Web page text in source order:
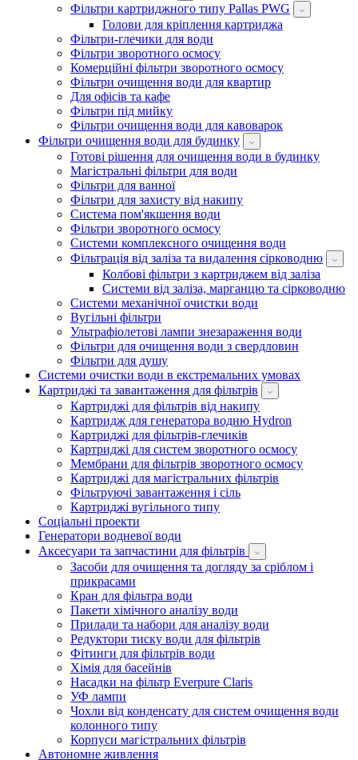
Фільтри картриджного типу Pallas PWG
Голови для кріплення картриджа
Фільтри-глечики для води
Фільтри зворотного осмосу
Комерційні фільтри зворотного осмосу
Фільтри очищення води для квартир
Для офісів та кафе
Фільтри під мийку
Фільтри очищення води для кавоварок
Фільтри очищення води для будинку
Готові рішення для очищення води в будинку
Магістральні фільтри для води
Фільтри для ванної
Фільтри для захисту від накипу
Система пом'якшення води
Фільтри зворотного осмосу
Системи комплексного очищення води
Фільтрація від заліза та видалення сірководню
Колбові фільтри з картриджем від заліза
Системи від заліза, марганцю та сірководню
Системи механічної очистки води
Вугільні фільтри
Ультрафіолетові лампи знезараження води
Фільтри для очищення води з свердловин
Фільтри для душу
Системи очистки води в екстремальних умовах
Картриджі та завантаження для фільтрів
Картриджі для фільтрів від накипу
Картридж для генератора водню Hydron
Картриджі для фільтрів-глечиків
Картриджі для систем зворотного осмосу
Мембрани для фільтрів зворотного осмосу
Картриджі для магістральних фільтрів
Фільтруючі завантаження і сіль
Картриджі вугільного типу
Соціальні проекти
Генератори водневої води
Аксесуари та запчастини для фільтрів
Засоби для очищення та догляду за сріблом і
прикрасами
Кран для фільтра води
Пакети хімічного аналізу води
Прилади та набори для аналізу води
Редуктори тиску води для фільтрів
Фітинги для фільтрів води
Хімія для басейнів
Насадки на фільтр Everpure Claris
УФ лампи
Чохли від конденсату для систем очищення води
колонного типу
Корпуси магістральних фільтрів
Автономне живлення